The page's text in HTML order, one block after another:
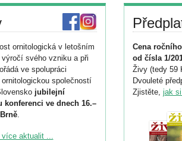
ornitologická v letošním
svého vzniku a při
ve spolupráci
společností
jubilejní
ve dnech 16.–
.
ke konferenci
více aktualit ...
Cena
od čísla 1/
Živy (tedy 59
Dvouleté
Zjistěte, jak